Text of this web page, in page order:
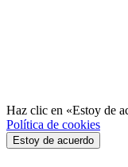
Haz clic en «Estoy de
Política de cookies
Estoy de acuerdo